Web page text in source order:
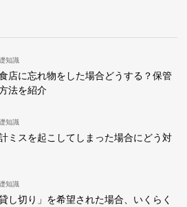
知識
店に忘れ物をした場合どうする？保管
法を紹介
知識
ミスを起こしてしまった場合にどう対
知識
し切り」を希望された場合、いくらく